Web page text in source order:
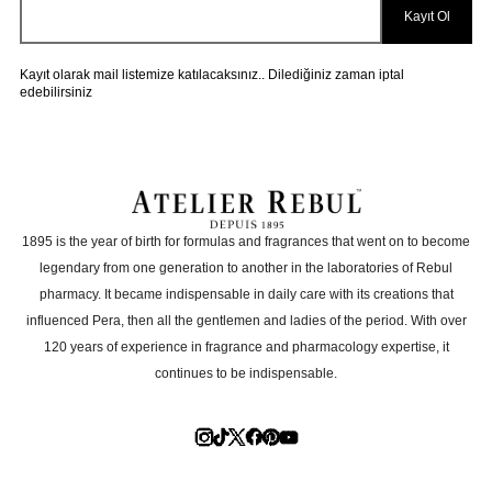
Kayıt Ol
Kayıt olarak mail listemize katılacaksınız.. Dilediğiniz zaman iptal
edebilirsiniz
1895 is the year of birth for formulas and fragrances that went on to become
legendary from one generation to another in the laboratories of Rebul
pharmacy. It became indispensable in daily care with its creations that
influenced Pera, then all the gentlemen and ladies of the period. With over
120 years of experience in fragrance and pharmacology expertise, it
continues to be indispensable.